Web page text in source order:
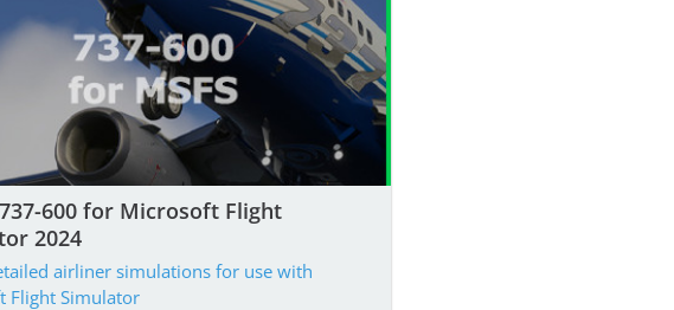
600 for Microsoft Flight
2024
airliner simulations for use with
Flight Simulator